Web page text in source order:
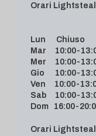
Orari
Lun Chiuso
Mar 10:00-
Mer 10:00-
Gio 10:00-
Ven 10:00-
Sab 10:00-
Dom 16:00-
Orari